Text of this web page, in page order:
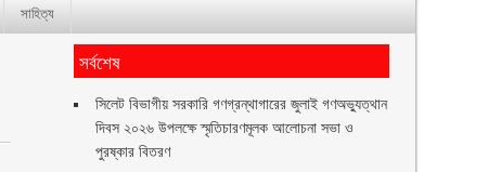
সাহিত্য
সর্বশেষ
সিলেট বিভাগীয় সরকারি গণগ্রন্থাগারের জুলাই গণঅভ্যুত্থান
দিবস ২০২৬ উপলক্ষে স্মৃতিচারণমূলক আলোচনা সভা ও
পুরষ্কার বিতরণ ‎ ‎